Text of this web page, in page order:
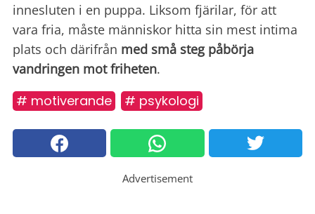
innesluten i en puppa. Liksom fjärilar, för att
vara fria, måste människor hitta sin mest intima
plats och därifrån med små steg påbörja
vandringen mot friheten.
# motiverande # psykologi
Advertisement